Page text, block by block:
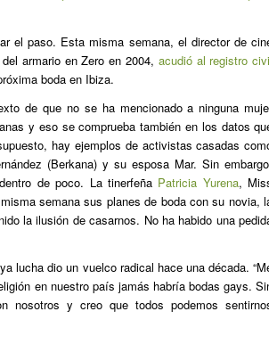
el paso. Esta misma semana, el director de
armario en Zero en 2004, acudió al registro
boda en Ibiza.
de que no se ha mencionado a ninguna
y eso se comprueba también en los datos
hay ejemplos de activistas casadas
(Berkana) y su esposa Mar. Sin
de poco. La tinerfeña Patricia Yurena,
semana sus planes de boda con su novia,
la ilusión de casarnos. No ha habido una
lucha dio un vuelco radical hace una década.
en nuestro país jamás habría bodas gays.
nosotros y creo que todos podemos